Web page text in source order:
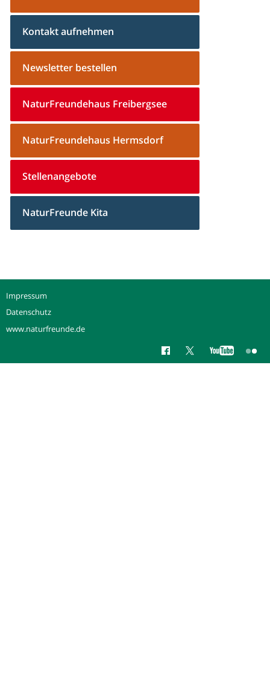
Kontakt aufnehmen
Newsletter bestellen
NaturFreundehaus Freibergsee
NaturFreundehaus Hermsdorf
Stellenangebote
NaturFreunde Kita
Impressum
Datenschutz
www.naturfreunde.de